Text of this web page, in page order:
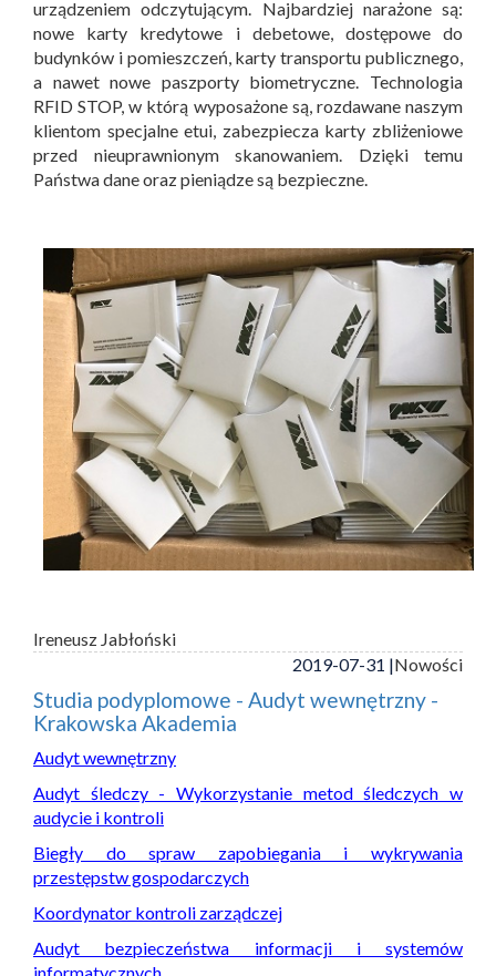
urządzeniem odczytującym. Najbardziej narażone są:
nowe karty kredytowe i debetowe, dostępowe do
budynków i pomieszczeń, karty transportu publicznego,
a nawet nowe paszporty biometryczne. Technologia
RFID STOP, w którą wyposażone są, rozdawane naszym
klientom specjalne etui, zabezpiecza karty zbliżeniowe
przed nieuprawnionym skanowaniem. Dzięki temu
Państwa dane oraz pieniądze są bezpieczne.
Ireneusz Jabłoński
2019-07-31 |Nowości
Studia podyplomowe - Audyt wewnętrzny -
Krakowska Akademia
Audyt wewnętrzny
Audyt śledczy - Wykorzystanie metod śledczych w
audycie i kontroli
Biegły do spraw zapobiegania i wykrywania
przestępstw gospodarczych
Koordynator kontroli zarządczej
Audyt bezpieczeństwa informacji i systemów